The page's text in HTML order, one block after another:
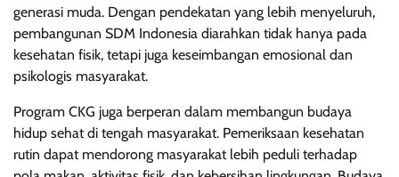
generasi muda. Dengan pendekatan yang lebih menyeluruh,
pembangunan SDM Indonesia diarahkan tidak hanya pada
kesehatan fisik, tetapi juga keseimbangan emosional dan
psikologis masyarakat.
Program CKG juga berperan dalam membangun budaya
hidup sehat di tengah masyarakat. Pemeriksaan kesehatan
rutin dapat mendorong masyarakat lebih peduli terhadap